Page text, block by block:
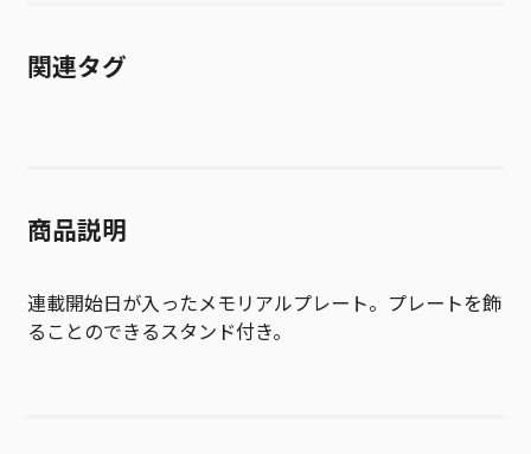
関連タグ
商品説明
連載開始日が入ったメモリアルプレート。プレートを飾
ることのできるスタンド付き。